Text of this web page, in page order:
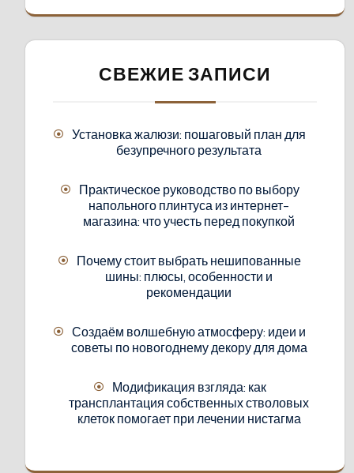
СВЕЖИЕ ЗАПИСИ
Установка жалюзи: пошаговый план для
безупречного результата
Практическое руководство по выбору
напольного плинтуса из интернет-
магазина: что учесть перед покупкой
Почему стоит выбрать нешипованные
шины: плюсы, особенности и
рекомендации
Создаём волшебную атмосферу: идеи и
советы по новогоднему декору для дома
Модификация взгляда: как
трансплантация собственных стволовых
клеток помогает при лечении нистагма